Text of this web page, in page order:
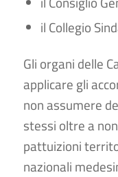
il Collegio
Gli organi delle
applicare gli
non assumere
stessi oltre a
pattuizioni
nazionali